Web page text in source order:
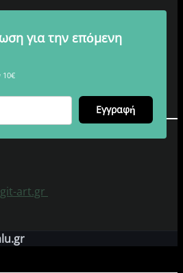
για την επόμενη
10€
Εγγραφή
art.gr